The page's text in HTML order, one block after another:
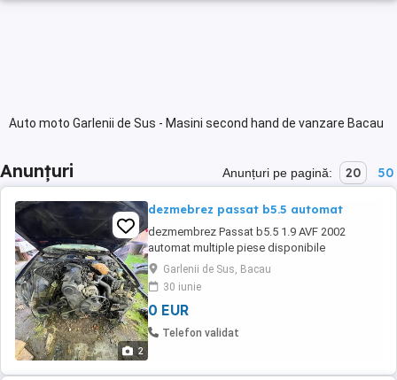
Auto moto Garlenii de Sus - Masini second hand de vanzare Bacau
Anunțuri Anunțuri pe pagină: 20 50
2
dezmebrez passat b5.5 automat
dezmembrez Passat b5.5 1.9 AVF 2002
automat multiple piese disponibile
Garlenii de Sus, Bacau
30 iunie
0 EUR
Telefon validat